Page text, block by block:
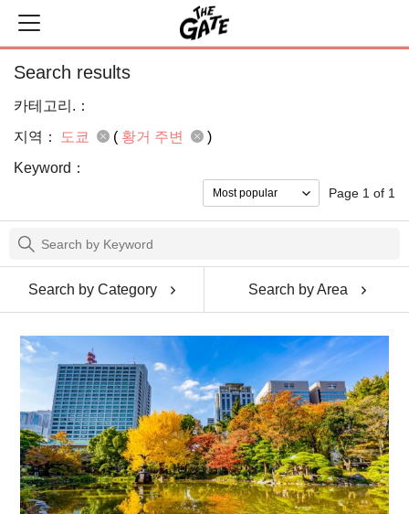
Search results
카테고리.：
지역：
도쿄 ( 황거 주변
)
Keyword：
Page 1 of 1
Search by Category Search by Area